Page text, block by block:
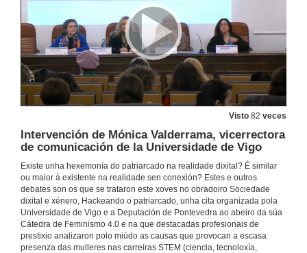
Visto 82 veces
Intervención de Mónica Valderrama, vicerrectora
de comunicación de la Universidade de Vigo
Existe unha hexemonía do patriarcado na realidade dixital? É similar
ou maior á existente na realidade sen conexión? Estes e outros
debates son os que se trataron este xoves no obradoiro Sociedade
dixital e xénero, Hackeando o patriarcado, unha cita organizada pola
Universidade de Vigo e a Deputación de Pontevedra ao abeiro da súa
Cátedra de Feminismo 4.0 e na que destacadas profesionais de
prestixio analizaron polo miúdo as causas que provocan a escasa
presenza das mulleres nas carreiras STEM (ciencia, tecnoloxía,